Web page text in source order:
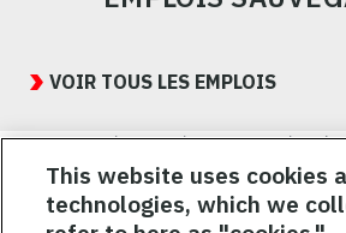
JobsVOIR TOUS LES EMPLOIS
Nous visons à attirer, à mobiliser et à
hautement performante et diversifiée. De
qu’une culture d’inclusion amusante et
employés à réaliser leur plein potentiel.
This website uses cookies
technologies, which we